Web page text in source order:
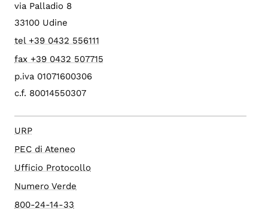
via Palladio 8
33100 Udine
tel +39 0432 556111
fax +39 0432 507715
p.iva 01071600306
c.f. 80014550307
URP
PEC di Ateneo
Ufficio Protocollo
Numero Verde
800-24-14-33